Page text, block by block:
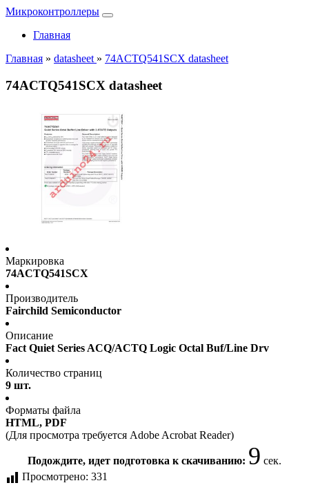
Микроконтроллеры
Главная
Главная » datasheet » 74ACTQ541SCX datasheet
74ACTQ541SCX datasheet
Маркировка
74ACTQ541SCX
Производитель
Fairchild Semiconductor
Описание
Fact Quiet Series ACQ/ACTQ Logic Octal Buf/Line Drv
Количество страниц
9 шт.
Форматы файла
HTML, PDF
(Для просмотра требуется Adobe Acrobat Reader)
Подождите, идет подготовка к скачиванию: 9 сек.
Просмотрено: 331